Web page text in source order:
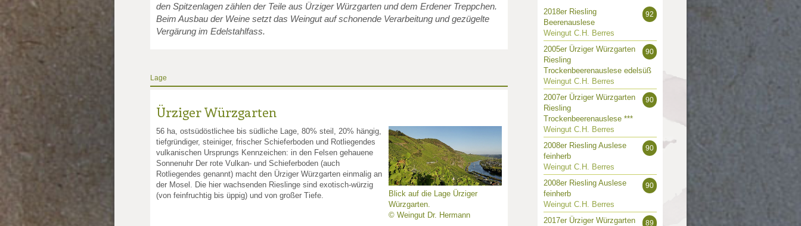
den Spitzenlagen zählen der Teile aus Ürziger Würzgarten und dem Erdener Treppchen.
Beim Ausbau der Weine setzt das Weingut auf schonende Verarbeitung und gezügelte
Vergärung im Edelstahlfass.
Lage
Ürziger Würzgarten
Blick auf die Lage Ürziger
Würzgarten.
© Weingut Dr. Hermann
56 ha, ostsüdöstlichee bis südliche Lage, 80% steil, 20% hängig,
tiefgründiger, steiniger, frischer Schieferboden und Rotliegendes
vulkanischen Ursprungs Kennzeichen: in den Felsen gehauene
Sonnenuhr Der rote Vulkan- und Schieferboden (auch
Rotliegendes genannt) macht den Ürziger Würzgarten einmalig an
der Mosel. Die hier wachsenden Rieslinge sind exotisch-würzig
(von feinfruchtig bis üppig) und von großer Tiefe.
92
2018er Riesling
Beerenauslese
Weingut C.H. Berres
90
2005er Ürziger Würzgarten
Riesling
Trockenbeerenauslese edelsüß
Weingut C.H. Berres
90
2007er Ürziger Würzgarten
Riesling
Trockenbeerenauslese ***
Weingut C.H. Berres
90
2008er Riesling Auslese
feinherb
Weingut C.H. Berres
90
2008er Riesling Auslese
feinherb
Weingut C.H. Berres
89
2017er Ürziger Würzgarten